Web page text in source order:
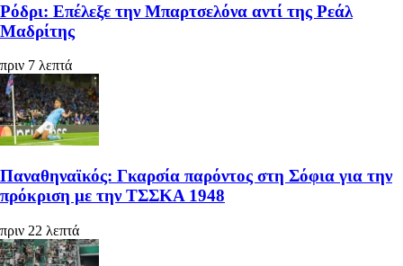
Ρόδρι: Επέλεξε την Μπαρτσελόνα αντί της Ρεάλ
Μαδρίτης
πριν 7 λεπτά
Παναθηναϊκός: Γκαρσία παρόντος στη Σόφια για την
πρόκριση με την ΤΣΣΚΑ 1948
πριν 22 λεπτά